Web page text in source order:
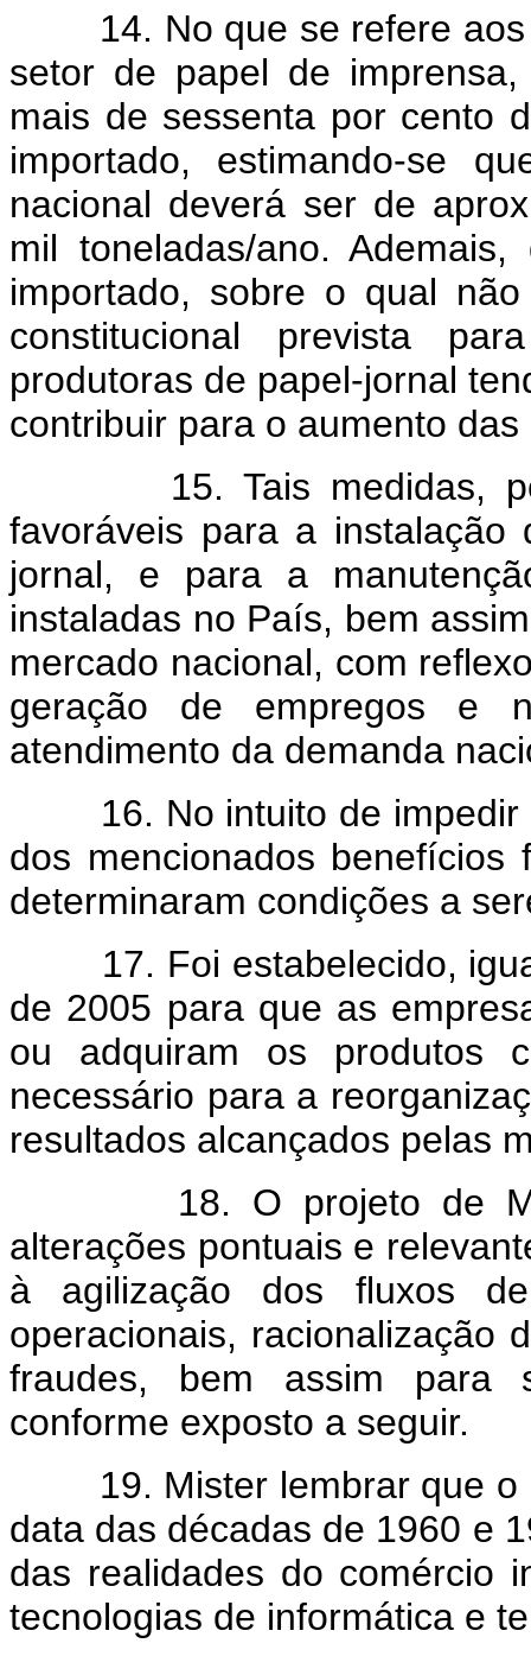
14. No que se refere aos
setor de papel de
mais de sessenta por cento
importado, estimando-se
nacional deverá ser de
mil toneladas/ano.
importado, sobre o qual
constitucional prevista
produtoras de papel-jornal
contribuir para o aumento
15. Tais medidas,
favoráveis para a
jornal, e para a
instaladas no País, bem
mercado nacional, com
geração de empregos e
atendimento da demanda
16. No intuito de impedir
dos mencionados
determinaram condições a
17. Foi estabelecido,
de 2005 para que as
ou adquiram os produtos
necessário para a
resultados alcançados pelas
18. O projeto de
alterações pontuais e
à agilização dos fluxos
operacionais, racionalização
fraudes, bem assim para
conforme exposto a seguir.
19. Mister lembrar que o
data das décadas de 1960 e
das realidades do comércio
tecnologias de informática e